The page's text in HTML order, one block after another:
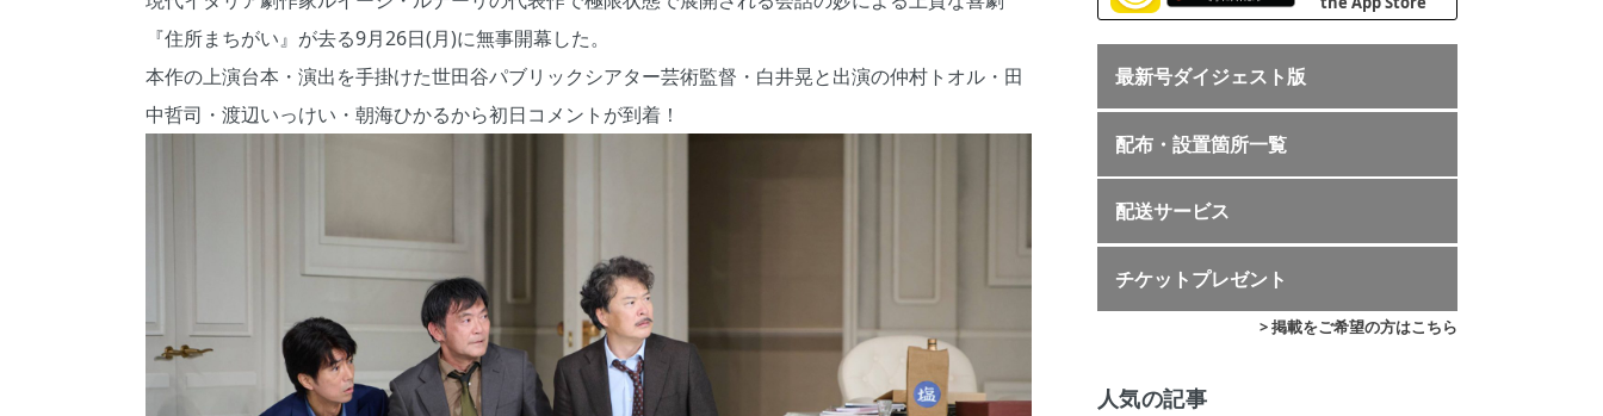
『住所まちがい』が去る9月26日(月)に無事開幕した。
本作の上演台本・演出を手掛けた世田谷パブリックシアター芸術監督・白井晃と出演の仲村トオル・田
中哲司・渡辺いっけい・朝海ひかるから初日コメントが到着！
最新号ダイジェスト版
配布・設置箇所一覧
配送サービス
チケットプレゼント
> 掲載をご希望の方はこちら
人気の記事